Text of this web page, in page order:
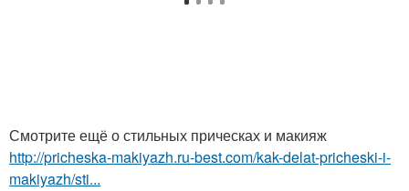
Смотрите ещё о стильных прическах и макияж
http://pricheska-makiyazh.ru-best.com/kak-delat-pricheski-i-
makiyazh/sti...